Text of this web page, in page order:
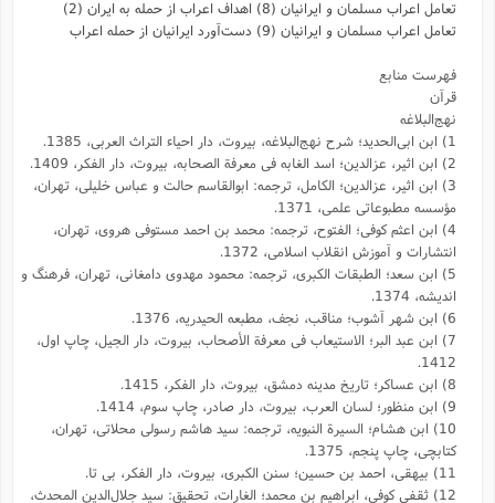
تعامل اعراب مسلمان و ایرانیان (8) اهداف اعراب از حمله به ایران (2)
تعامل اعراب مسلمان و ایرانیان (9) دست‌آورد ایرانیان از حمله اعراب
فهرست منابع
قرآن
نهج‌البلاغه
1) ابن ابی‌الحدید؛ شرح نهج‌البلاغه، بیروت، دار احیاء التراث العربی، 1385.
2) ابن اثیر، عزالدین؛ اسد الغابه فی معرفة الصحابه، بیروت، دار الفکر، 1409.
3) ابن اثیر، عزالدین؛ الکامل، ترجمه: ابوالقاسم حالت و عباس خلیلى، تهران،
مؤسسه مطبوعاتى علمى، 1371.
4) ابن اعثم کوفى؛ الفتوح، ترجمه: محمد بن احمد مستوفى هروى، تهران،
انتشارات و آموزش انقلاب اسلامى، 1372.
5) ابن سعد؛ الطبقات الکبری، ترجمه: محمود مهدوی دامغانی، تهران، فرهنگ و
اندیشه، 1374.
6) ابن شهر آشوب؛ مناقب، نجف، مطبعه الحیدریه، 1376.
7) ابن عبد البر؛ الاستیعاب فى معرفة الأصحاب، بیروت، دار الجیل، چاپ اول،
1412.
8) ابن عساکر؛ تاریخ مدینه دمشق، بیروت، دار الفکر، 1415.
9) ابن منظور؛ لسان العرب، بیروت، دار صادر، چاپ سوم، 1414.
10) ابن هشام؛ السیرة النبویه، ترجمه: سید هاشم رسولی محلاتی، تهران،
کتابچی، چاپ پنجم، 1375.
11) بیهقی، احمد بن حسین؛ سنن الکبری، بیروت، دار الفکر، بی تا.
12) ثقفی کوفی، ابراهیم بن محمد؛ الغارات، تحقیق: سید جلال‌الدین المحدث،